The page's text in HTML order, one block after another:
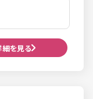
細を見る